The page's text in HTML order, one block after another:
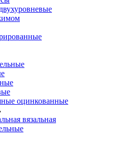
оцинкованные
вязальная